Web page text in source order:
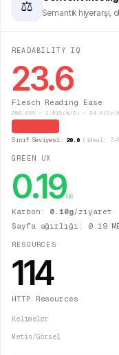
⚖ Semantik hiyerarşi,
READABILITY IQ
23.6
Flesch Reading Ease
206.835 − 1.015(W/S) − 84.6(Sy/
Sınıf Seviyesi: 20.0(ideal:
GREEN UX
0.19MB
Karbon: 0.10g/ziyaret
Sayfa ağırlığı: 0.19
RESOURCES
114
HTTP Resources
Kelimeler
Metin/Görsel